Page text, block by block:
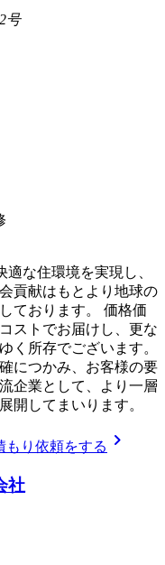
号
な住環境を実現し、
貢献はもとより地球の
ております。 価格価
ストでお届けし、更な
く所存でございます。
につかみ、お客様の要
企業として、より一層
開してまいります。
もり依頼をする chevron_right
社